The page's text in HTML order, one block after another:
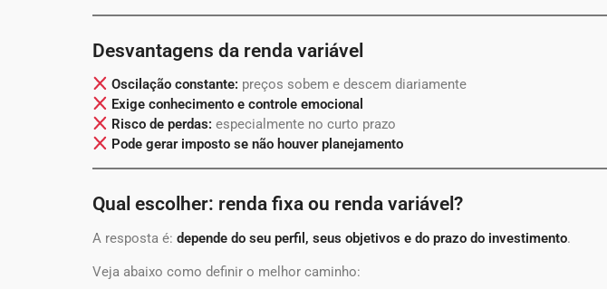
Desvantagens da renda variável
Oscilação constante: preços sobem e descem diariamente
Exige conhecimento e controle emocional
Risco de perdas: especialmente no curto prazo
Pode gerar imposto se não houver planejamento
Qual escolher: renda fixa ou renda variável?
A resposta é: depende do seu perfil, seus objetivos e do prazo do investimento.
Veja abaixo como definir o melhor caminho: